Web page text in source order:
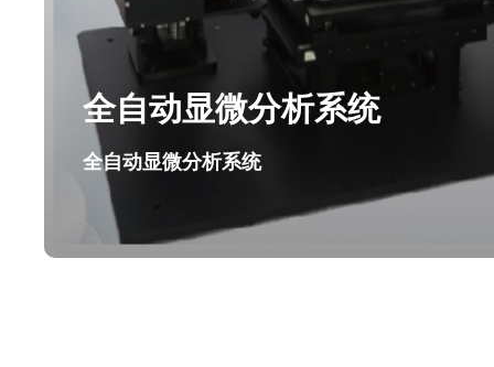
全自动显微分析系统
全自动显微分析系统